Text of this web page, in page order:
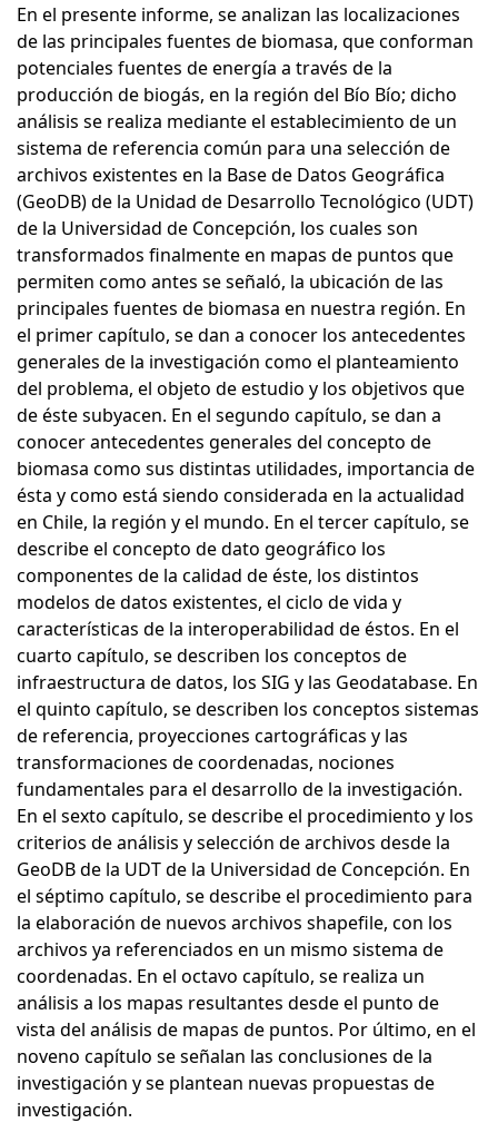
En el presente informe, se analizan las localizaciones
de las principales fuentes de biomasa, que conforman
potenciales fuentes de energía a través de la
producción de biogás, en la región del Bío Bío; dicho
análisis se realiza mediante el establecimiento de un
sistema de referencia común para una selección de
archivos existentes en la Base de Datos Geográfica
(GeoDB) de la Unidad de Desarrollo Tecnológico (UDT)
de la Universidad de Concepción, los cuales son
transformados finalmente en mapas de puntos que
permiten como antes se señaló, la ubicación de las
principales fuentes de biomasa en nuestra región. En
el primer capítulo, se dan a conocer los antecedentes
generales de la investigación como el planteamiento
del problema, el objeto de estudio y los objetivos que
de éste subyacen. En el segundo capítulo, se dan a
conocer antecedentes generales del concepto de
biomasa como sus distintas utilidades, importancia de
ésta y como está siendo considerada en la actualidad
en Chile, la región y el mundo. En el tercer capítulo, se
describe el concepto de dato geográfico los
componentes de la calidad de éste, los distintos
modelos de datos existentes, el ciclo de vida y
características de la interoperabilidad de éstos. En el
cuarto capítulo, se describen los conceptos de
infraestructura de datos, los SIG y las Geodatabase. En
el quinto capítulo, se describen los conceptos sistemas
de referencia, proyecciones cartográficas y las
transformaciones de coordenadas, nociones
fundamentales para el desarrollo de la investigación.
En el sexto capítulo, se describe el procedimiento y los
criterios de análisis y selección de archivos desde la
GeoDB de la UDT de la Universidad de Concepción. En
el séptimo capítulo, se describe el procedimiento para
la elaboración de nuevos archivos shapefile, con los
archivos ya referenciados en un mismo sistema de
coordenadas. En el octavo capítulo, se realiza un
análisis a los mapas resultantes desde el punto de
vista del análisis de mapas de puntos. Por último, en el
noveno capítulo se señalan las conclusiones de la
investigación y se plantean nuevas propuestas de
investigación.